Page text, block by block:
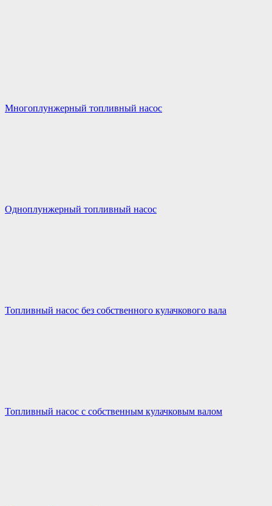
Многоплунжерный топливный насос
Одноплунжерный топливный насос
Топливный насос без собственного кулачкового вала
Топливный насос с собственным кулачковым валом